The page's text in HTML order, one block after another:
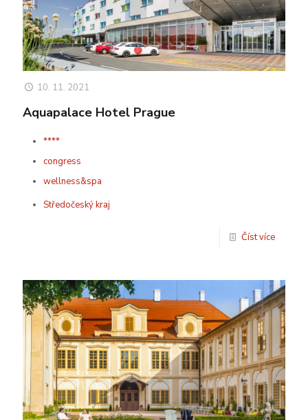
10. 11. 2021
Aquapalace Hotel Prague
****
congress
wellness&spa
Středočeský kraj
Číst více